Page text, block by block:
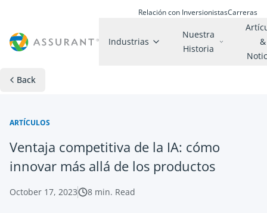
Relación con InversionistasCarreras
Industrias
Nuestra
Historia
&
Back
ARTÍCULOS
Ventaja competitiva de la IA: cómo
innovar más allá de los productos
October 17, 2023 8 min. Read